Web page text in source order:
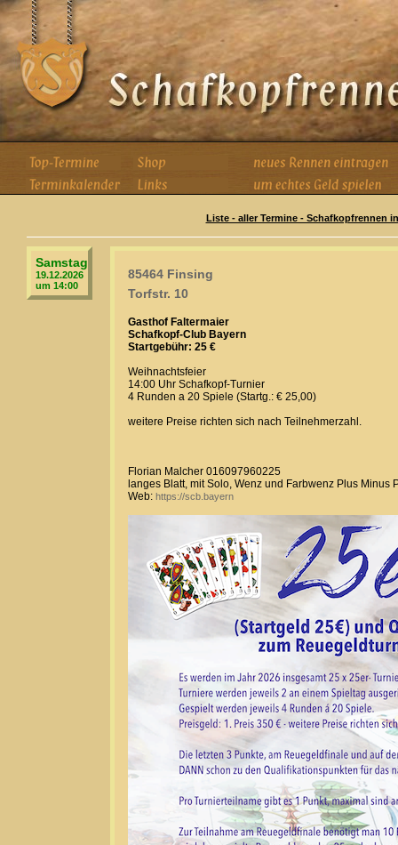
Liste - aller Termine - Schafkopfrennen
Samstag
19.12.2026
um 14:00
85464 Finsing
Torfstr. 10
Gasthof Faltermaier
Schafkopf-Club Bayern
Startgebühr: 25 €
Weihnachtsfeier
14:00 Uhr Schafkopf-Turnier
4 Runden a 20 Spiele (Startg.: € 25,00)
weitere Preise richten sich nach Teilnehmerzahl.
Florian Malcher 016097960225
langes Blatt, mit Solo, Wenz und Farbwenz Plus Minus
Web: https://scb.bayern